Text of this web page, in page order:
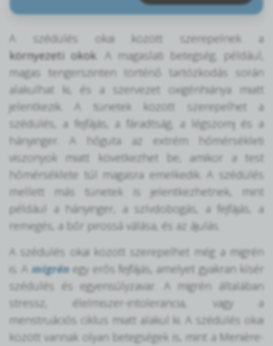
A szédülés okai között szerepelnek a
környezeti okok . A magaslati betegség, például,
magas tengerszinten történő tartózkodás során
alakulhat ki, és a szervezet oxigénhiánya miatt
jelentkezik. A tünetek között szerepelhet a
szédülés, a fejfájás, a fáradtság, a légszomj és a
hányinger. A hőguta az extrém hőmérsékleti
viszonyok miatt következhet be, amikor a test
hőmérséklete túl magasra emelkedik. A szédülés
mellett más tünetek is jelentkezhetnek, mint
például a hányinger, a szívdobogás, a fejfájás, a
remegés, a bőr pirossá válása, és az ájulás.
A szédülés okai között szerepelhet még a migrén
is. A migrénegy erős fejfájás, amelyet gyakran kísér
szédülés és egyensúlyzavar. A migrén általában
stressz, élelmiszer-intolerancia, vagy a
menstruációs ciklus miatt alakul ki. A szédülés okai
között vannak olyan betegségek is, mint a Menière-